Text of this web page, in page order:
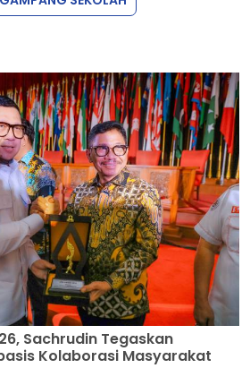
Sachrudin Tegaskan
Kolaborasi Masyarakat